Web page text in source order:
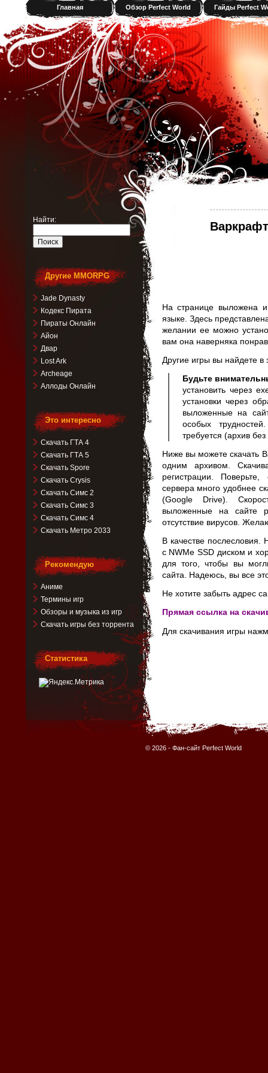
Главная Обзор Perfect World Гайды Perfect
На странице выложена
языке. Здесь
желании ее можно
вам она наверняка
Другие игры вы найдете
Будьте
установить через
установки через
выложенные на
особых
требуется (архив
Ниже вы можете скачать
одним архивом.
регистрации.
сервера много удобнее
(Google Drive).
выложенные на сайте
отсутствие вирусов.
В качестве
с NWMe SSD диском и
для того, чтобы вы
сайта. Надеюсь, вы все
Не хотите забыть адрес
Прямая ссылка на
Для скачивания игры
Найти:
Другие MMORPG
Jade Dynasty
Кодекс Пирата
Пираты Онлайн
Айон
Двар
Lost Ark
Archeage
Аллоды Онлайн
Это интересно
Скачать ГТА 4
Скачать ГТА 5
Скачать Spore
Скачать Crysis
Скачать Симс 2
Скачать Симс 3
Скачать Симс 4
Скачать Метро 2033
Рекомендую
Аниме
Термины игр
Обзоры и музыка из игр
Скачать игры без торрента
Статистика
© 2026 - Фан-сайт Perfect World